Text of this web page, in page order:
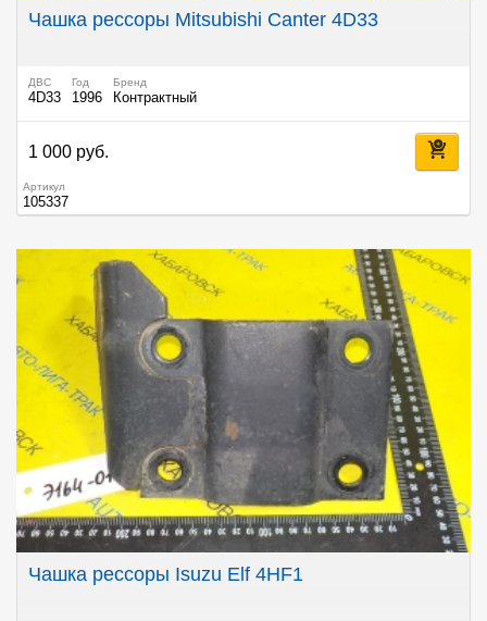
Чашка рессоры Mitsubishi Canter 4D33
ДВС
4D33
Год
1996
Бренд
Контрактный
1 000 руб.
Артикул
105337
Чашка рессоры Isuzu Elf 4HF1